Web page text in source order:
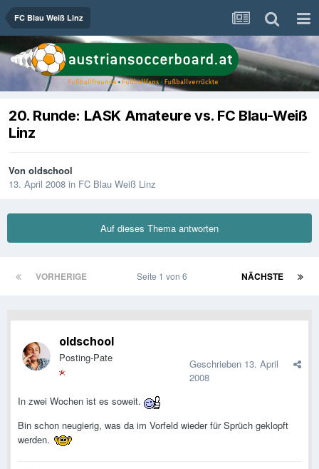
FC Blau Weiß Linz
20. Runde: LASK Amateure vs. FC Blau-Weiß
Linz
Von oldschool
13. April 2008 in FC Blau Weiß Linz
Auf dieses Thema antworten
VORHERIGE NÄCHSTE
Seite 1 von 6
oldschool
Posting-Pate Geschrieben 13. April
2008
In zwei Wochen ist es soweit.
Bin schon neugierig, was da im Vorfeld wieder für Sprüch geklopft
werden.